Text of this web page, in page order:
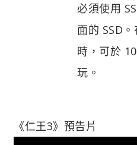
必須使用
面的 SSD。
時，可於
玩。
《仁王3》預告片